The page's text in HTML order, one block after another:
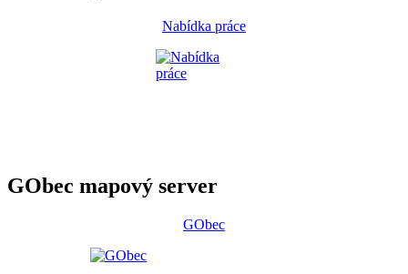
Nabídka práce
GObec mapový server
GObec